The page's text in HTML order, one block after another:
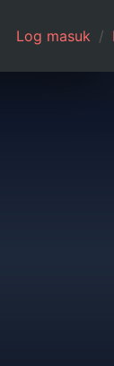
Log masuk /